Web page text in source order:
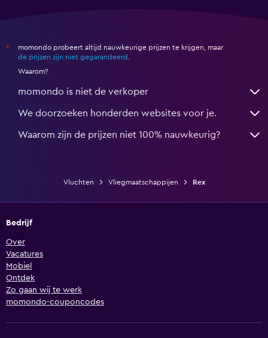
*
momondo probeert altijd nauwkeurige prijzen te krijgen, maar
de prijzen zijn niet gegarandeerd
Waarom?
momondo is niet de verkoper
We doorzoeken honderden websites voor je.
Waarom zijn de prijzen niet 100% nauwkeurig?
Vluchten Vliegmaatschappijen Rex
Bedrijf
Over
Vacatures
Mobiel
Ontdek
Zo gaan wij te werk
momondo-couponcodes